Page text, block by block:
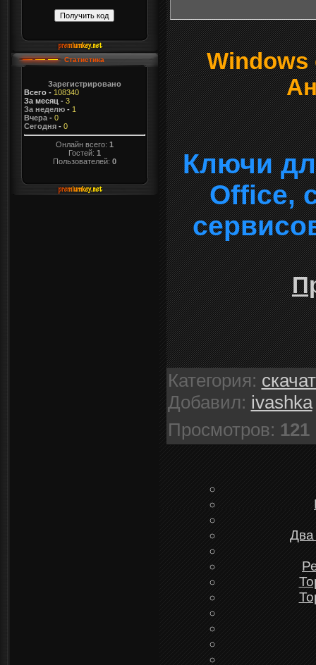
Статистика
Зарегистрировано
Всего- 108340
За месяц - 3
За неделю- 1
Вчера- 0
Сегодня- 0
Онлайн всего: 1
Гостей: 1
Пользователей: 0
Windows
Ключи
Office,
Категория:
Добавил: ivashka
Просмотров: 121
Два